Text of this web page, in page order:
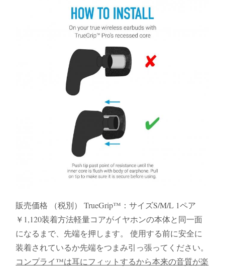
販売価格 （税別） TrueGrip™：サイズS/M/L 1ペア
￥1,120装着方法軽量コアがイヤホンの本体と同一面
になるまで、先端を押します。 使用する前に安全に
装着されているか先端をつまみ引っ張ってください。
コンプライ™は耳にフィットするから本来の音質が楽